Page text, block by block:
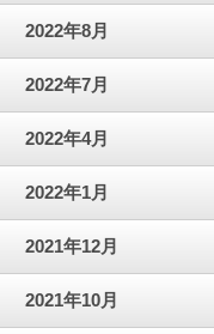
2022年8月
2022年7月
2022年4月
2022年1月
2021年12月
2021年10月